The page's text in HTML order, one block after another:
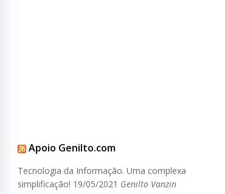
Apoio Genilto.com
Tecnologia da Informação. Uma complexa
simplificação! 19/05/2021 Genilto Vanzin